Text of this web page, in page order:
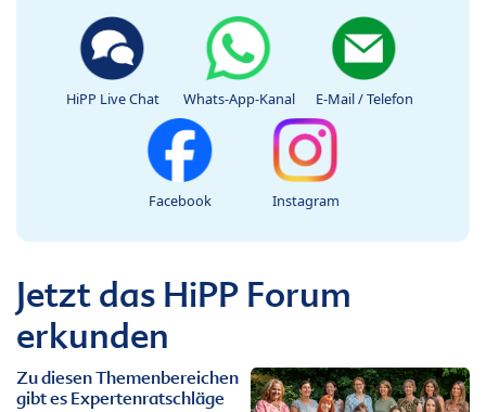
HiPP Live Chat Whats-App-Kanal E-Mail / Telefon
Facebook Instagram
Jetzt das HiPP Forum
erkunden
Zu diesen Themenbereichen
gibt es Expertenratschläge